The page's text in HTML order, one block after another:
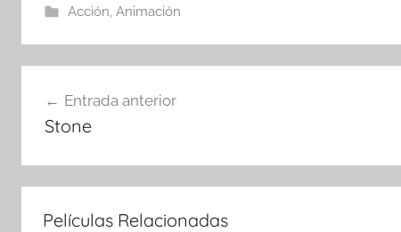
Acción, Animación
Navegación
de
entradas
Entrada anterior
Stone
Películas Relacionadas